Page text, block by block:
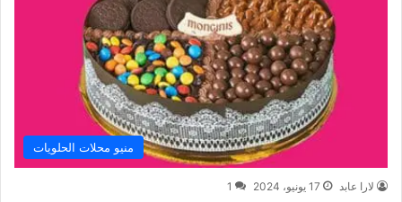
منيو محلات الحلويات
لارا عابد 17 يونيو، 2024 1